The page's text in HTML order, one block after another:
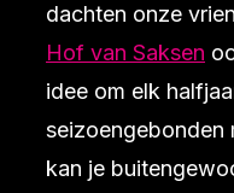
dachten onze
Hof van Saksen
idee om elk
seizoengebonden
kan je